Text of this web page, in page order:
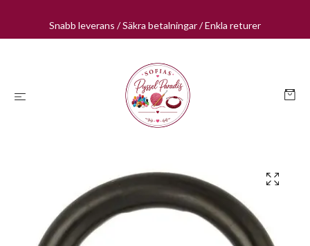
Snabb leverans / Säkra betalningar / Enkla returer